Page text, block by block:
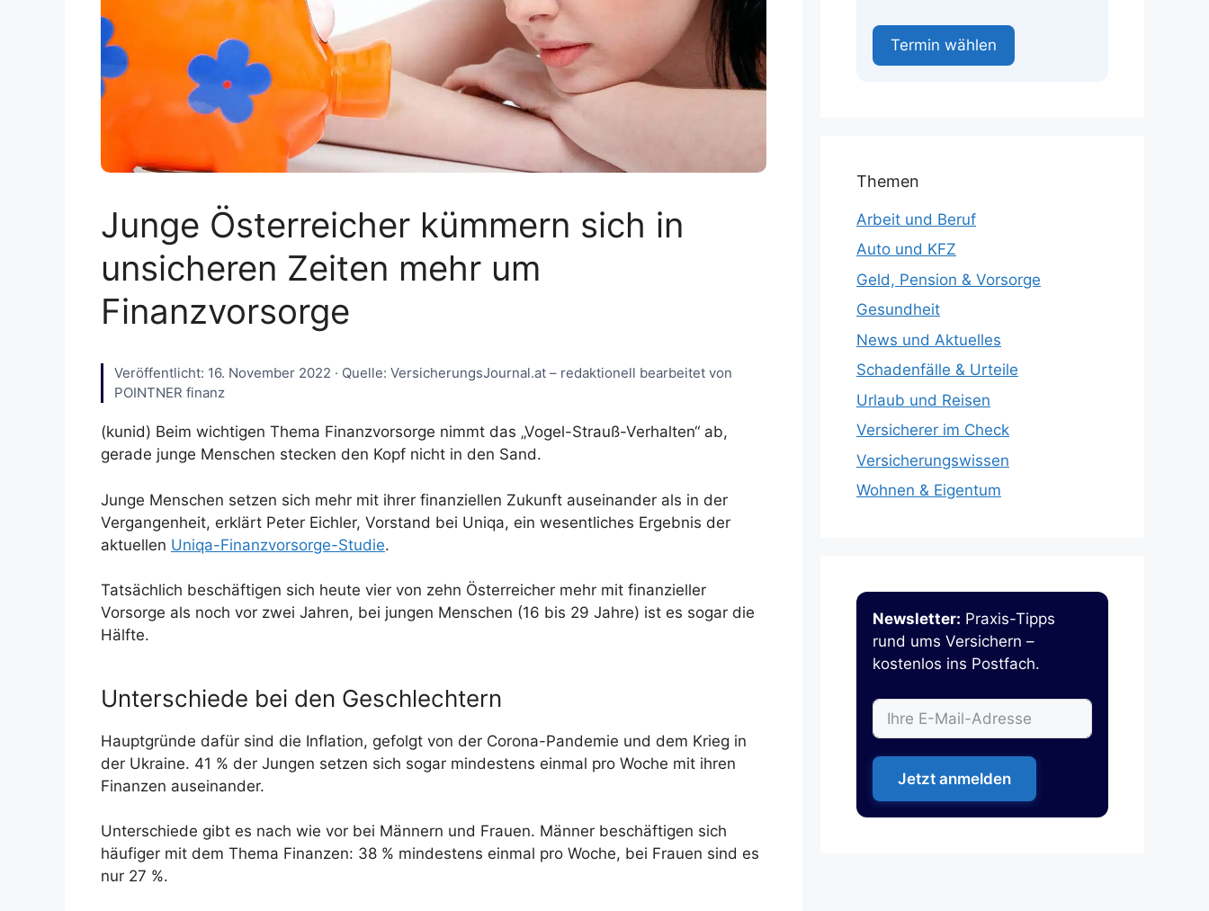
Junge Österreicher kümmern sich in
unsicheren Zeiten mehr um
Finanzvorsorge
Veröffentlicht: 16. November 2022 · Quelle: VersicherungsJournal.at – redaktionell bearbeitet von
POINTNER finanz
(kunid) Beim wichtigen Thema Finanzvorsorge nimmt das „Vogel-Strauß-Verhalten“ ab,
gerade junge Menschen stecken den Kopf nicht in den Sand.
Junge Menschen setzen sich mehr mit ihrer finanziellen Zukunft auseinander als in der
Vergangenheit, erklärt Peter Eichler, Vorstand bei Uniqa, ein wesentliches Ergebnis der
aktuellen Uniqa-Finanzvorsorge-Studie.
Tatsächlich beschäftigen sich heute vier von zehn Österreicher mehr mit finanzieller
Vorsorge als noch vor zwei Jahren, bei jungen Menschen (16 bis 29 Jahre) ist es sogar die
Hälfte.
Unterschiede bei den Geschlechtern
Hauptgründe dafür sind die Inflation, gefolgt von der Corona-Pandemie und dem Krieg in
der Ukraine. 41 % der Jungen setzen sich sogar mindestens einmal pro Woche mit ihren
Finanzen auseinander.
Unterschiede gibt es nach wie vor bei Männern und Frauen. Männer beschäftigen sich
häufiger mit dem Thema Finanzen: 38 % mindestens einmal pro Woche, bei Frauen sind es
nur 27 %.
Termin wählen
Themen
Arbeit und Beruf
Auto und KFZ
Geld, Pension & Vorsorge
Gesundheit
News und Aktuelles
Schadenfälle & Urteile
Urlaub und Reisen
Versicherer im Check
Versicherungswissen
Wohnen & Eigentum
Newsletter: Praxis-Tipps
rund ums Versichern –
kostenlos ins Postfach.
Jetzt anmelden